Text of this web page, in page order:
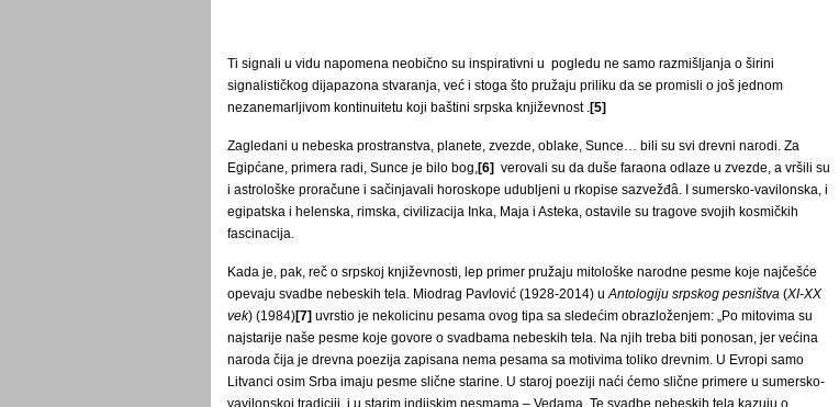
Ti signali u vidu napomena neobično su inspirativni u pogledu ne samo razmišljanja o širini
signalističkog dijapazona stvaranja, već i stoga što pružaju priliku da se promisli o još jednom
nezanemarljivom kontinuitetu koji baštini srpska književnost .[5]
Zagledani u nebeska prostranstva, planete, zvezde, oblake, Sunce… bili su svi drevni narodi. Za
Egipćane, primera radi, Sunce je bilo bog,[6] verovali su da duše faraona odlaze u zvezde, a vršili su
i astrološke proračune i sačinjavali horoskope udubljeni u rkopise sazvežđâ. I sumersko-vavilonska, i
egipatska i helenska, rimska, civilizacija Inka, Maja i Asteka, ostavile su tragove svojih kosmičkih
fascinacija.
Kada je, pak, reč o srpskoj književnosti, lep primer pružaju mitološke narodne pesme koje najčešće
opevaju svadbe nebeskih tela. Miodrag Pavlović (1928-2014) uAntologiju srpskog pesništva (XI-XX
vek) (1984)[7] uvrstio je nekolicinu pesama ovog tipa sa sledećim obrazloženjem: „Po mitovima su
najstarije naše pesme koje govore o svadbama nebeskih tela. Na njih treba biti ponosan, jer većina
naroda čija je drevna poezija zapisana nema pesama sa motivima toliko drevnim. U Evropi samo
Litvanci osim Srba imaju pesme slične starine. U staroj poeziji naći ćemo slične primere u sumersko-
vavilonskoj tradiciji, i u starim indijskim pesmama – Vedama. Te svadbe nebeskih tela kazuju o